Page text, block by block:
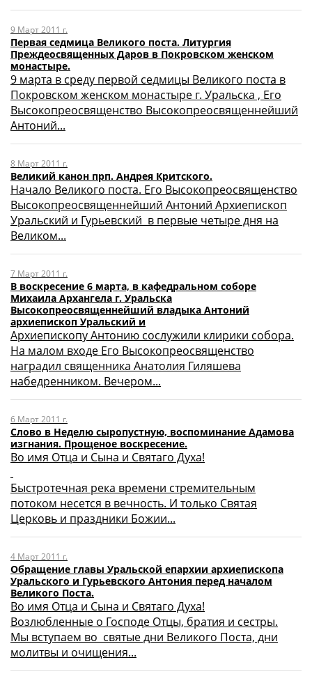
9 Март 2011 г.
Первая седмица Великого поста. Литургия
Преждеосвященных Даров в Покровском женском
монастыре.
9 марта в среду первой седмицы Великого поста в
Покровском женском монастыре г. Уральска , Его
Высокопреосвященство Высокопреосвященнейший
Антоний...
8 Март 2011 г.
Великий канон прп. Андрея Критского.
Начало Великого поста. Его Высокопреосвященство
Высокопреосвященнейший Антоний Архиепископ
Уральский и Гурьевский в первые четыре дня на
Великом...
7 Март 2011 г.
В воскресение 6 марта, в кафедральном соборе
Михаила Архангела г. Уральска
Высокопреосвященнейший владыка Антоний
архиепископ Уральский и
Архиепископу Антонию сослужили клирики собора.
На малом входе Его Высокопреосвященство
наградил священника Анатолия Гиляшева
набедренником. Вечером...
6 Март 2011 г.
Слово в Неделю сыропустную, воспоминание Адамова
изгнания. Прощеное воскресение.
Во имя Отца и Сына и Святаго Духа!
Быстротечная река времени стремительным
потоком несется в вечность. И только Святая
Церковь и праздники Божии...
4 Март 2011 г.
Обращение главы Уральской епархии архиепископа
Уральского и Гурьевского Антония перед началом
Великого Поста.
Во имя Отца и Сына и Святаго Духа!
Возлюбленные о Господе Отцы, братия и сестры.
Мы вступаем во святые дни Великого Поста, дни
молитвы и очищения...